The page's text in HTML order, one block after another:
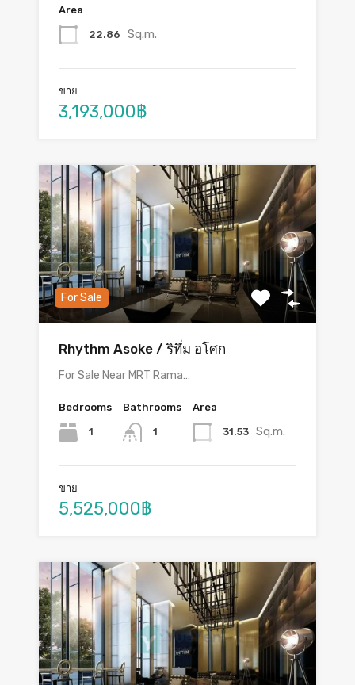
Area
22.86 Sq.m.
ขาย
3,193,000฿
For Sale
Rhythm Asoke / ริทึ่ม อโศก
For Sale Near MRT Rama…
Bedrooms
1
Bathrooms
1
Area
31.53 Sq.m.
ขาย
5,525,000฿